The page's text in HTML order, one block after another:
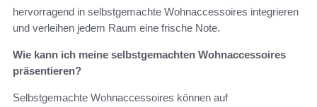
hervorragend in selbstgemachte Wohnaccessoires integrieren
und verleihen jedem Raum eine frische Note.
Wie kann ich meine selbstgemachten Wohnaccessoires
präsentieren?
Selbstgemachte Wohnaccessoires können auf